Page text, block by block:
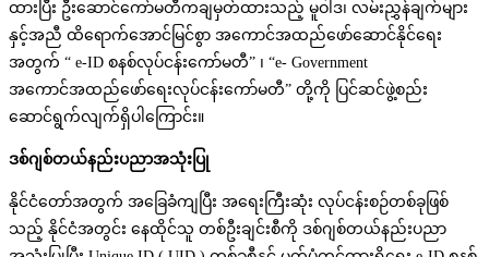
ထားပြီး ဦးဆောင်ကော်မတီကချမှတ်ထားသည့် မူဝါဒ၊ လမ်းညွှန်ချက်များ
နှင့်အညီ ထိရောက်အောင်မြင်စွာ အကောင်အထည်ဖော်ဆောင်နိုင်ရေး
အတွက် “ e-ID စနစ်လုပ်ငန်းကော်မတီ” ၊ “e- Government
အကောင်အထည်ဖော်ရေးလုပ်ငန်းကော်မတီ” တို့ကို ပြင်ဆင်ဖွဲ့စည်း
ဆောင်ရွက်လျက်ရှိပါကြောင်း။
ဒစ်ဂျစ်တယ်နည်းပညာအသုံးပြု
နိုင်ငံတော်အတွက် အခြေခံကျပြီး အရေးကြီးဆုံး လုပ်ငန်းစဉ်တစ်ခုဖြစ်
သည့် နိုင်ငံအတွင်း နေထိုင်သူ တစ်ဦးချင်းစီကို ဒစ်ဂျစ်တယ်နည်းပညာ